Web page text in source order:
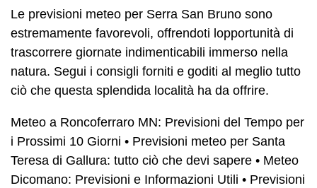
Le previsioni meteo per Serra San Bruno sono
estremamente favorevoli, offrendoti lopportunità di
trascorrere giornate indimenticabili immerso nella
natura. Segui i consigli forniti e goditi al meglio tutto
ciò che questa splendida località ha da offrire.
Meteo a Roncoferraro MN: Previsioni del Tempo per
i Prossimi 10 Giorni • Previsioni meteo per Santa
Teresa di Gallura: tutto ciò che devi sapere • Meteo
Dicomano: Previsioni e Informazioni Utili • Previsioni